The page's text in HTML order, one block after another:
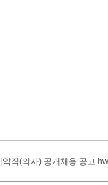
약직(의사) 공개채용 공고